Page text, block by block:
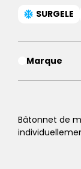
SURGELE
Marque
Bâtonnet de